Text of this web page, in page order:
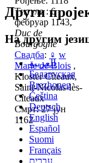
Титуле : 6
фебруар 1143,
Duc de
Bourgogne
Свадба: ♀ w
Маrie de Blois ,
Kloster Cîteaux,
Saint-Nicolas-lès-
Cîteaux
Смрт: 27 јун
1162
Други
На другим
العربية
Беларуская
Brezhoneg
Čeština
Deutsch
English
Español
Suomi
Français
עברית